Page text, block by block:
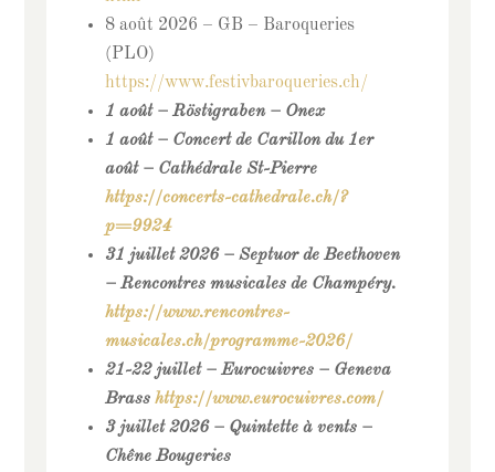
8 août 2026 – GB – Baroqueries
(PLO)
https://www.festivbaroqueries.ch/
1 août – Röstigraben – Onex
1 août – Concert de Carillon du 1er
août – Cathédrale St-Pierre
https://concerts-cathedrale.ch/?
p=9924
31 juillet 2026 – Septuor de Beethoven
– Rencontres musicales de Champéry.
https://www.rencontres-
musicales.ch/programme-2026/
21-22 juillet – Eurocuivres – Geneva
Brass https://www.eurocuivres.com/
3 juillet 2026 – Quintette à vents –
Chêne Bougeries